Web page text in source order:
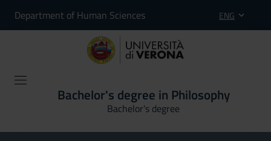
Department of Human Sciences ENG
Bachelor's degree in Philosophy
Bachelor's degree